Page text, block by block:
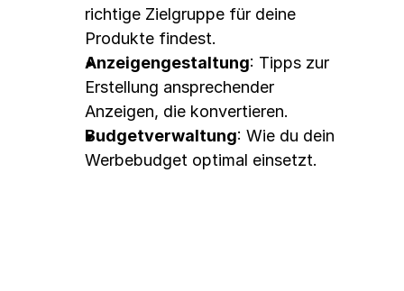
richtige Zielgruppe für deine
Produkte findest.
Anzeigengestaltung: Tipps zur
Erstellung ansprechender
Anzeigen, die konvertieren.
Budgetverwaltung: Wie du dein
Werbebudget optimal einsetzt.